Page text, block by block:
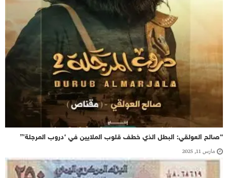
“صالح العولقي: البطل الذي خطف قلوب الملايين في ‘دروب المرجلة'”
مارس 11, 2025